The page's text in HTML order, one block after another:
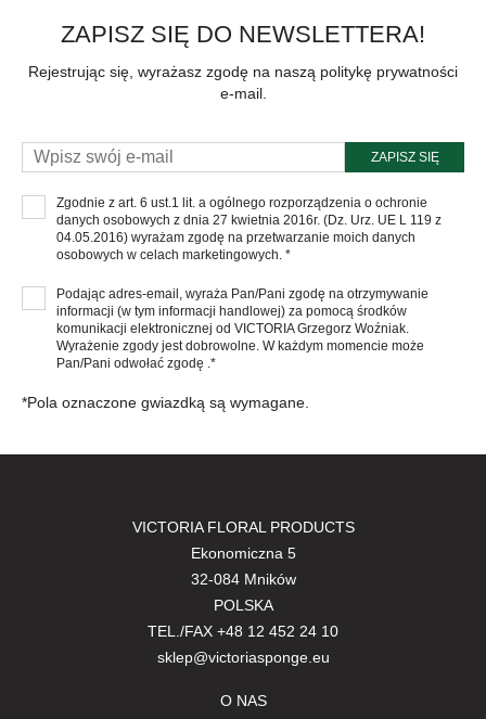
ZAPISZ SIĘ DO NEWSLETTERA!
Rejestrując się, wyrażasz zgodę na naszą politykę prywatności
e-mail.
ZAPISZ SIĘ
Zgodnie z art. 6 ust.1 lit. a ogólnego rozporządzenia o ochronie
danych osobowych z dnia 27 kwietnia 2016r. (Dz. Urz. UE L 119 z
04.05.2016) wyrażam zgodę na przetwarzanie moich danych
osobowych w celach marketingowych. *
Podając adres-email, wyraża Pan/Pani zgodę na otrzymywanie
informacji (w tym informacji handlowej) za pomocą środków
komunikacji elektronicznej od VICTORIA Grzegorz Woźniak.
Wyrażenie zgody jest dobrowolne. W każdym momencie może
Pan/Pani odwołać zgodę .*
*Pola oznaczone gwiazdką są wymagane.
VICTORIA FLORAL PRODUCTS
Ekonomiczna 5
32-084 Mników
POLSKA
TEL./FAX +48 12 452 24 10
sklep@victoriasponge.eu
O NAS